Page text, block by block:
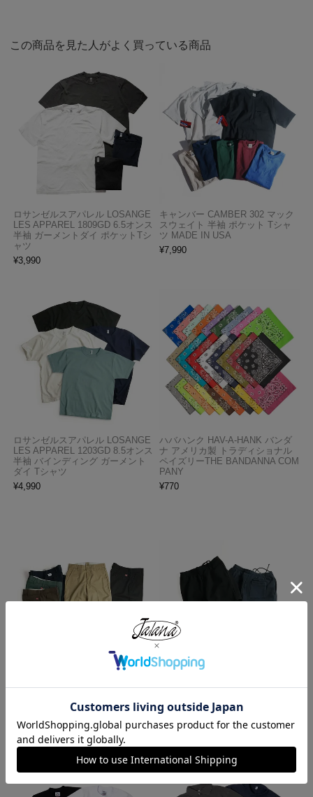
この商品を見た人がよく買っている商品
ロサンゼルスアパレル LOSANGE
LES APPAREL 1809GD 6.5オンス
半袖 ガーメントダイ ポケットTシ
ャツ
¥3,990
キャンバー CAMBER 302 マック
スウェイト 半袖 ポケット Tシャ
ツ MADE IN USA
¥7,990
ロサンゼルスアパレル LOSANGE
LES APPAREL 1203GD 8.5オンス
半袖 バインディング ガーメント
ダイ Tシャツ
¥4,990
ハバハンク HAV-A-HANK バンダ
ナ アメリカ製 トラディショナル
ペイズリーTHE BANDANNA COM
PANY
¥770
レッドキャップ REDKAP #PT20
インダストリアル ワークパンツ
ロサンゼルスアパレル LOSANGE
LES APPAREL HF02 14オンス ヘ
ビーフリース スウェットショーツ
¥5,990